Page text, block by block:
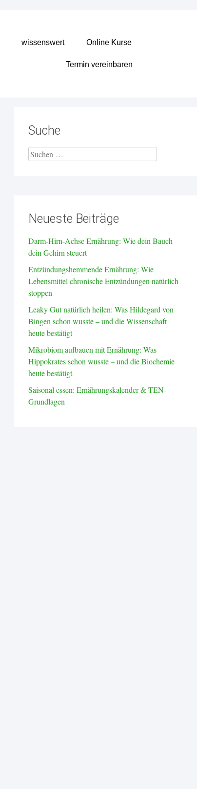
wissenswert Online Kurse
Termin vereinbaren
Suche
Neueste Beiträge
Darm-Hirn-Achse Ernährung: Wie dein Bauch
dein Gehirn steuert
Entzündungshemmende Ernährung: Wie
Lebensmittel chronische Entzündungen natürlich
stoppen
Leaky Gut natürlich heilen: Was Hildegard von
Bingen schon wusste – und die Wissenschaft
heute bestätigt
Mikrobiom aufbauen mit Ernährung: Was
Hippokrates schon wusste – und die Biochemie
heute bestätigt
Saisonal essen: Ernährungskalender & TEN-
Grundlagen